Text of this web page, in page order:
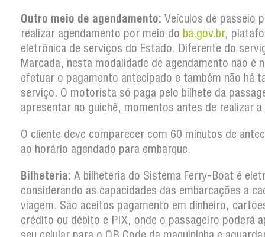
Outro meio de agendamento: Veículos de passeio
realizar agendamento por meio do ba.gov.br,
eletrônica de serviços do Estado. Diferente do
Marcada, nesta modalidade de agendamento não é
efetuar o pagamento antecipado e também não há
serviço. O motorista só paga pelo bilhete da
apresentar no guichê, momentos antes de realizar
O cliente deve comparecer com 60 minutos de
ao horário agendado para embarque.
Bilheteria: A bilheteria do Sistema Ferry-Boat é
considerando as capacidades das embarcações a
viagem. São aceitos pagamento em dinheiro,
crédito ou débito e PIX, onde o passageiro poderá